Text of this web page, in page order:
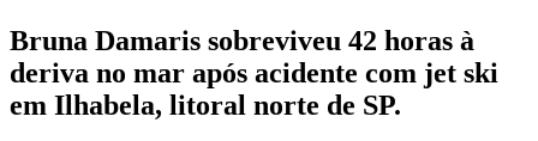
Bruna Damaris sobreviveu 42 horas à
deriva no mar após acidente com jet ski
em Ilhabela, litoral norte de SP.